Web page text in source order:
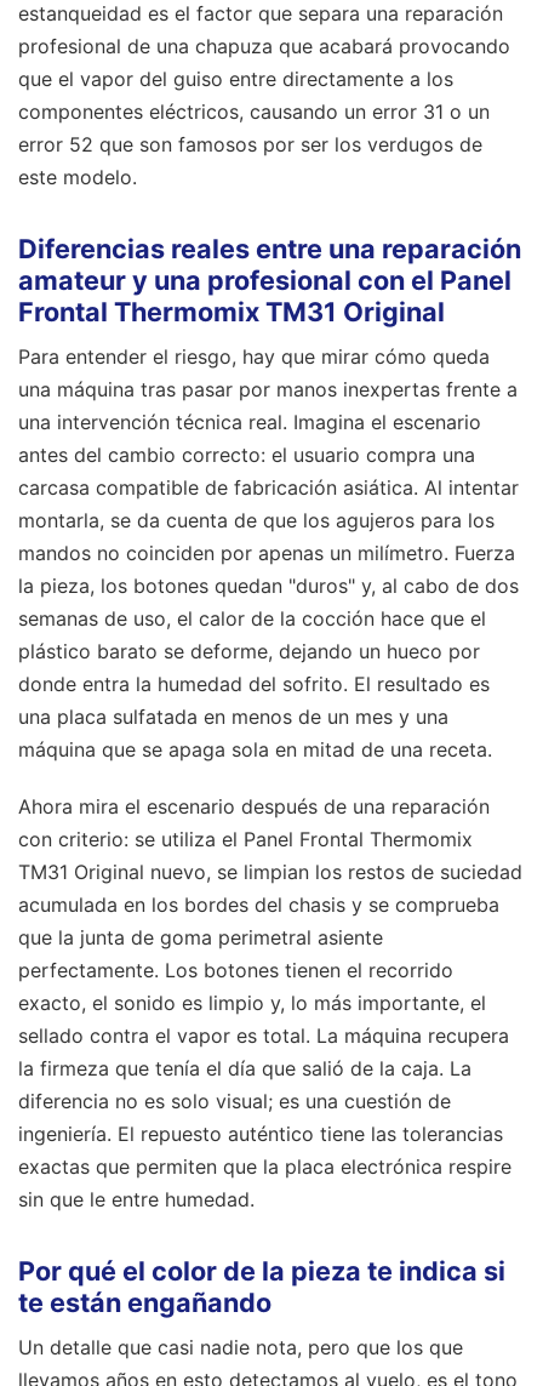
estanqueidad es el factor que separa una reparación
profesional de una chapuza que acabará provocando
que el vapor del guiso entre directamente a los
componentes eléctricos, causando un error 31 o un
error 52 que son famosos por ser los verdugos de
este modelo.
Diferencias reales entre una reparación
amateur y una profesional con el Panel
Frontal Thermomix TM31 Original
Para entender el riesgo, hay que mirar cómo queda
una máquina tras pasar por manos inexpertas frente a
una intervención técnica real. Imagina el escenario
antes del cambio correcto: el usuario compra una
carcasa compatible de fabricación asiática. Al intentar
montarla, se da cuenta de que los agujeros para los
mandos no coinciden por apenas un milímetro. Fuerza
la pieza, los botones quedan "duros" y, al cabo de dos
semanas de uso, el calor de la cocción hace que el
plástico barato se deforme, dejando un hueco por
donde entra la humedad del sofrito. El resultado es
una placa sulfatada en menos de un mes y una
máquina que se apaga sola en mitad de una receta.
Ahora mira el escenario después de una reparación
con criterio: se utiliza el Panel Frontal Thermomix
TM31 Original nuevo, se limpian los restos de suciedad
acumulada en los bordes del chasis y se comprueba
que la junta de goma perimetral asiente
perfectamente. Los botones tienen el recorrido
exacto, el sonido es limpio y, lo más importante, el
sellado contra el vapor es total. La máquina recupera
la firmeza que tenía el día que salió de la caja. La
diferencia no es solo visual; es una cuestión de
ingeniería. El repuesto auténtico tiene las tolerancias
exactas que permiten que la placa electrónica respire
sin que le entre humedad.
Por qué el color de la pieza te indica si
te están engañando
Un detalle que casi nadie nota, pero que los que
llevamos años en esto detectamos al vuelo, es el tono